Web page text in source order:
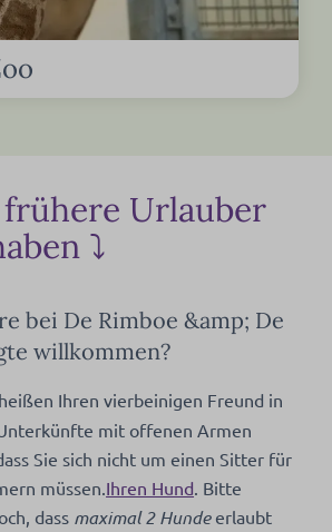
frühere Urlauber
⤵
bei De Rimboe &amp; De
willkommen?
Ihren vierbeinigen Freund in
mit offenen Armen
Sie sich nicht um einen Sitter für
müssen.Ihren Hund. Bitte
dass maximal 2 Hundeerlaubt